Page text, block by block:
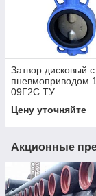
Затвор дисковый с
пневмоприводом
09Г2С ТУ
Цену уточняйте
Акционные